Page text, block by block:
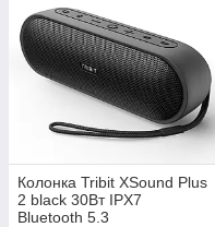
Колонка Tribit XSound Plus
2 black 30Вт IPX7
Bluetooth 5.3